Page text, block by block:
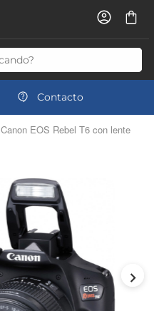
Contacto
Canon EOS Rebel T6 con lente